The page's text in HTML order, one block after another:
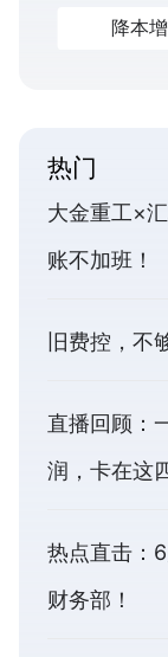
降本
热门
大金重工×
账不加班！
旧费控，不
直播回顾：
润，卡在这
热点直击：
财务部！